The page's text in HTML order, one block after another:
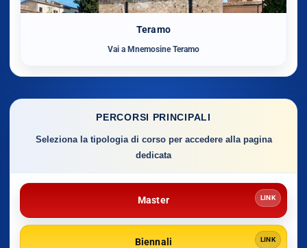
Teramo
Vai a Mnemosine Teramo
PERCORSI PRINCIPALI
Seleziona la tipologia di corso per accedere alla pagina
dedicata
Master LINK
Biennali LINK